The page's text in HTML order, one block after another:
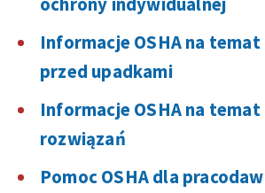
Informacje OSHA na
przed upadkami
Informacje OSHA na
rozwiązań
Pomoc OSHA dla